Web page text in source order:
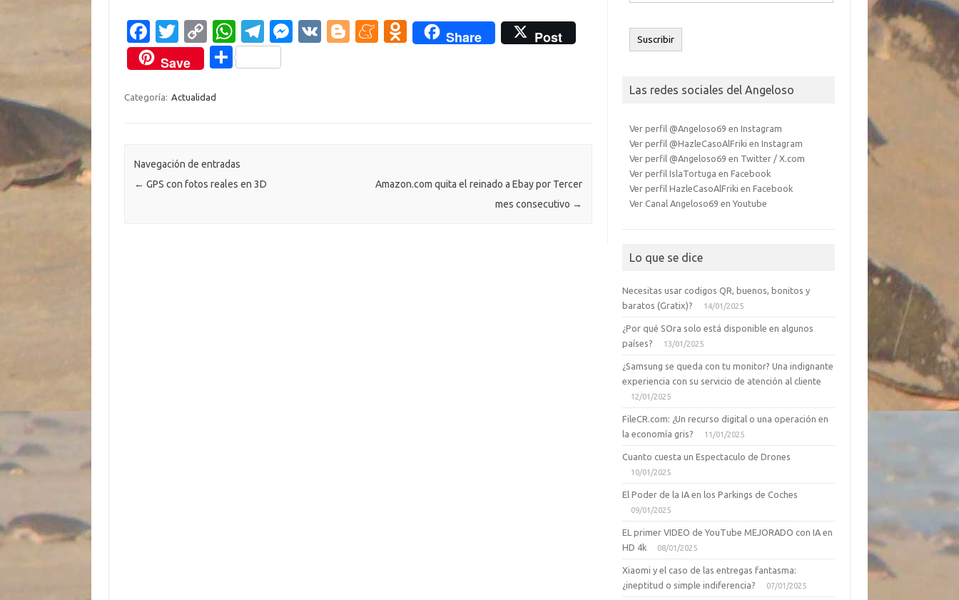
foto a…
Fa
c
e
b
k
T
w
it
te
C
o
p
y
k
W
h
at
p
T
el
e
M
V
Bl
M O
ik
Share
Post
Save
C
ti
r
Categoría: Actualidad
Navegación de entradas
← GPS con fotos reales en 3D
Amazon.com quita el reinado a Ebay por Tercer
mes consecutivo →
electrónico
Suscribir
Las redes sociales del Angeloso
Ver perfil @Angeloso69 en Instagram
Ver perfil @HazleCasoAlFriki en Instagram
Ver perfil @Angeloso69 en Twitter / X.com
Ver perfil IslaTortuga en Facebook
Ver perfil HazleCasoAlFriki en Facebook
Ver Canal Angeloso69 en Youtube
Lo que se dice
Necesitas usar codigos QR, buenos, bonitos y
baratos (Gratix)?
14/01/2025
¿Por qué SOra solo está disponible en algunos
países?
13/01/2025
¿Samsung se queda con tu monitor? Una indignante
experiencia con su servicio de atención al cliente
12/01/2025
FileCR.com: ¿Un recurso digital o una operación en
la economía gris?
11/01/2025
Cuanto cuesta un Espectaculo de Drones
10/01/2025
El Poder de la IA en los Parkings de Coches
09/01/2025
EL primer VIDEO de YouTube MEJORADO con IA en
HD 4k
08/01/2025
Xiaomi y el caso de las entregas fantasma:
¿ineptitud o simple indiferencia?
07/01/2025